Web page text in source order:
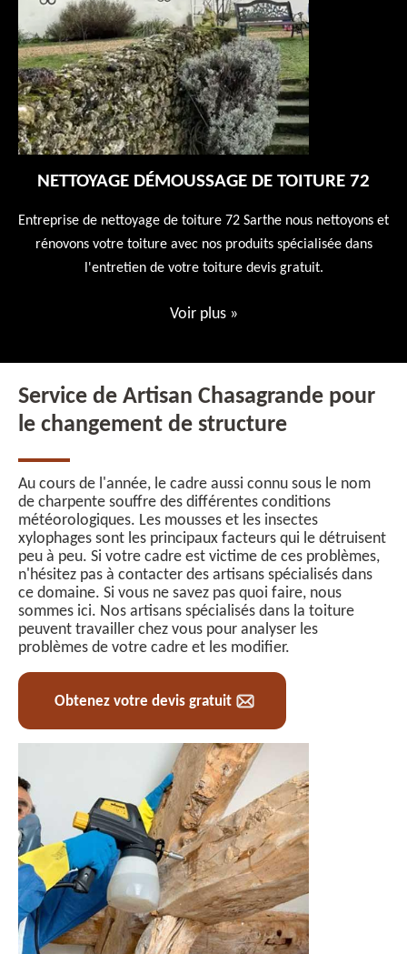
NETTOYAGE DÉMOUSSAGE DE TOITURE 72
Entreprise de nettoyage de toiture 72 Sarthe nous nettoyons et
rénovons votre toiture avec nos produits spécialisée dans
l'entretien de votre toiture devis gratuit.
Voir plus »
Service de Artisan Chasagrande pour
le changement de structure
Au cours de l'année, le cadre aussi connu sous le nom
de charpente souffre des différentes conditions
météorologiques. Les mousses et les insectes
xylophages sont les principaux facteurs qui le détruisent
peu à peu. Si votre cadre est victime de ces problèmes,
n'hésitez pas à contacter des artisans spécialisés dans
ce domaine. Si vous ne savez pas quoi faire, nous
sommes ici. Nos artisans spécialisés dans la toiture
peuvent travailler chez vous pour analyser les
problèmes de votre cadre et les modifier.
Obtenez votre devis gratuit